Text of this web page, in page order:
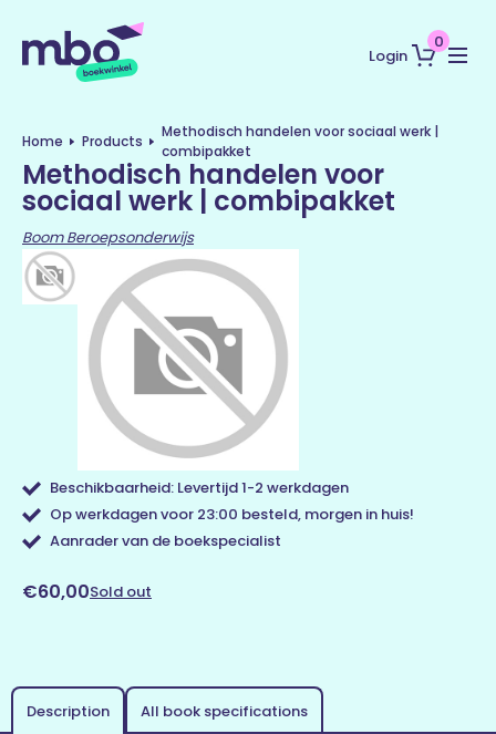
Login
0
Home Products
Methodisch handelen voor sociaal werk |
combipakket
Methodisch handelen voor
sociaal werk | combipakket
Boom Beroepsonderwijs
Beschikbaarheid: Levertijd 1-2 werkdagen
Op werkdagen voor 23:00 besteld, morgen in huis!
Aanrader van de boekspecialist
€60,00Sold out
Description
All book specifications